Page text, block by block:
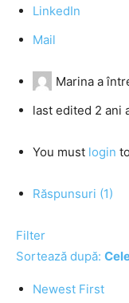
LinkedIn
Mail
Marina a
last edited 2 ani
You must login
Răspunsuri (1)
Filter
Sortează după:
Newest First